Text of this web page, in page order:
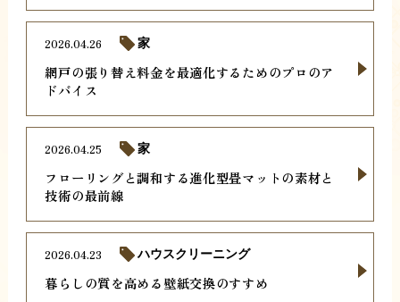
網戸の張り替え料金を最適化するためのプロのア
ドバイス
2026.04.26 家
フローリングと調和する進化型畳マットの素材と
技術の最前線
2026.04.25 家
暮らしの質を高める壁紙交換のすすめ
2026.04.23 ハウスクリーニング